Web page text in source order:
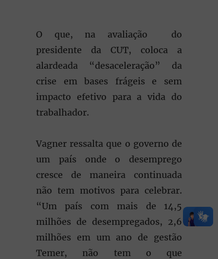
O que, na avaliação do
presidente da CUT, coloca a
alardeada “desaceleração” da
crise em bases frágeis e sem
impacto efetivo para a vida do
trabalhador.
Vagner ressalta que o governo de
um país onde o desemprego
cresce de maneira continuada
não tem motivos para celebrar.
“Um país com mais de 14,5
milhões de desempregados, 2,6
milhões em um ano de gestão
Temer, não tem o que